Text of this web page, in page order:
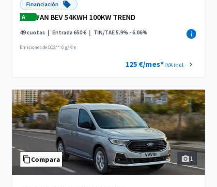
Financiación
A
VAN BEV 54KWH 100KW TREND
49 cuotas | Entrada 650 € | TIN/TAE 5.9% - 6.06%
Emisiones de CO2**: 0 g/Km
125 €/mes* IVA incl.
Compara 1